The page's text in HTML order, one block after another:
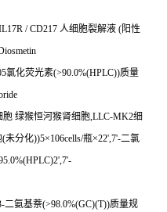
/ CD217 人细胞裂解液 (阳性
氯化荧光素(>90.0%(HPLC))质量
胞 绿猴恒河猴肾细胞,LLC-MK2细
(未分化))5×106cells/瓶×22',7'-二氯
二氨基萘(>98.0%(GC)(T))质量规